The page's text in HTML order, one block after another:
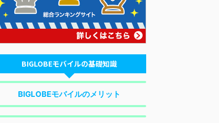
BIGLOBEモバイルの基礎知識
BIGLOBEモバイルのメリット